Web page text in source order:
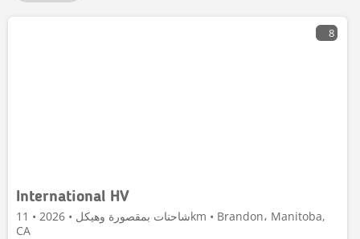
8
International HV
شاحنات بمقصورة وهيكل • 2026 • 11km • Brandon، Manitoba,
CA